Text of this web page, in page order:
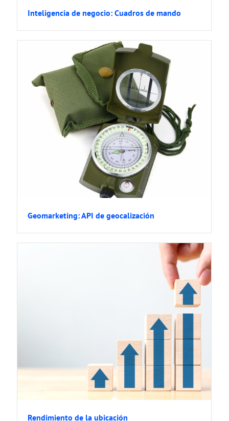
Inteligencia de negocio: Cuadros de mando
Geomarketing: API de geocalización
Rendimiento de la ubicación